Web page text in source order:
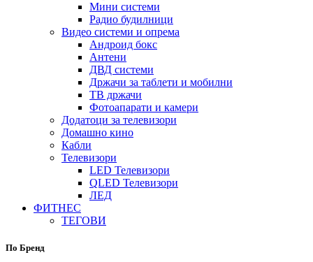
Мини системи
Радио будилници
Видео системи и опрема
Андроид бокс
Антени
ДВД системи
Држачи за таблети и мобилни
ТВ држачи
Фотоапарати и камери
Додатоци за телевизори
Домашно кино
Кабли
Телевизори
LED Телевизори
QLED Телевизори
ЛЕД
ФИТНЕС
ТЕГОВИ
По Бренд